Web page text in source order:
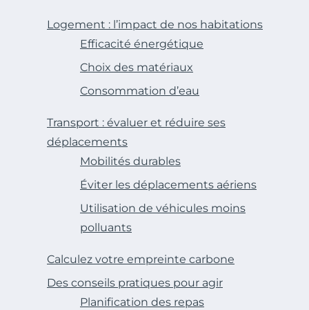
Logement : l’impact de nos habitations
Efficacité énergétique
Choix des matériaux
Consommation d’eau
Transport : évaluer et réduire ses
déplacements
Mobilités durables
Éviter les déplacements aériens
Utilisation de véhicules moins
polluants
Calculez votre empreinte carbone
Des conseils pratiques pour agir
Planification des repas